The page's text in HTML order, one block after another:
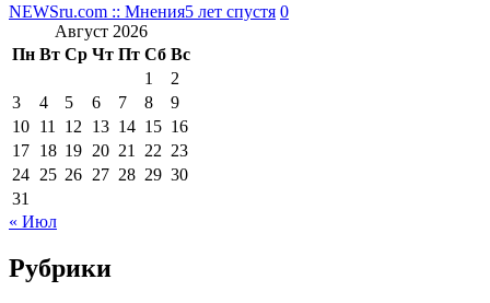
NEWSru.com :: Мнения5 лет спустя 0
Август 2026
Пн Вт Ср Чт Пт Сб Вс
1
2
3
4 5 6 7 8
9
10 11 12 13 14 15 16
17 18 19 20 21 22 23
24 25 26 27 28 29 30
31
« Июл
Рубрики